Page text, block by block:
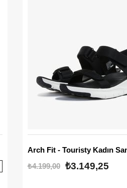
Arch Fit - Touristy Kadın
₺4.199,00
₺3.149,25